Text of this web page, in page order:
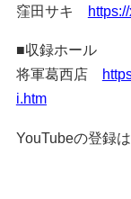
窪田サキ
■収録ホール
将軍葛西店
i.htm
YouTubeの登録